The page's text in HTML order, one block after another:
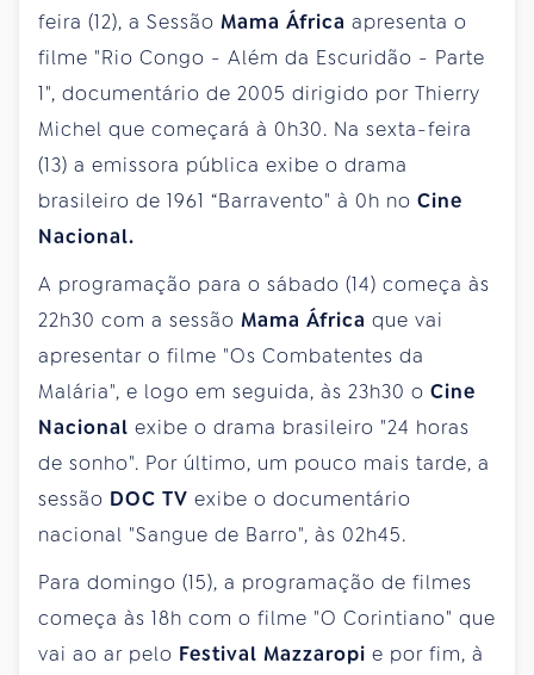
feira (12), a Sessão Mama África apresenta o
filme "Rio Congo - Além da Escuridão - Parte
1", documentário de 2005 dirigido por Thierry
Michel que começará à 0h30. Na sexta-feira
(13) a emissora pública exibe o drama
brasileiro de 1961 “Barravento" à 0h no Cine
Nacional.
A programação para o sábado (14) começa às
22h30 com a sessão Mama África que vai
apresentar o filme "Os Combatentes da
Malária", e logo em seguida, às 23h30 o Cine
Nacional exibe o drama brasileiro "24 horas
de sonho". Por último, um pouco mais tarde, a
sessão DOC TV exibe o documentário
nacional "Sangue de Barro", às 02h45.
Para domingo (15), a programação de filmes
começa às 18h com o filme "O Corintiano" que
vai ao ar pelo Festival Mazzaropi e por fim, à